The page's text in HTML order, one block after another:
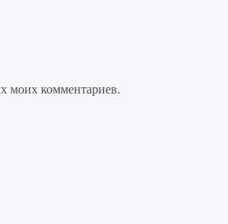
моих комментариев.